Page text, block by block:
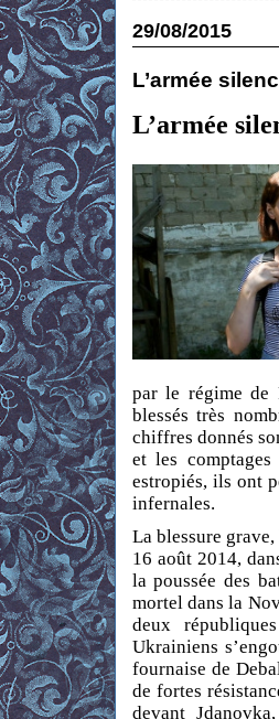
29/08/2015
L’armée
L’armée
par le régime de
blessés très
chiffres donnés
et les
estropiés, ils ont
infernales.
La blessure
16 août 2014,
la poussée des
mortel dans la
deux
Ukrainiens
fournaise de
de fortes
devant